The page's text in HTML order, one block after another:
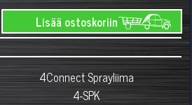
Lisää ostoskoriin
4Connect Sprayliima
4-SPK